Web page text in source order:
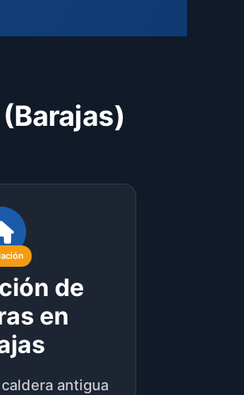
de
en
antigua